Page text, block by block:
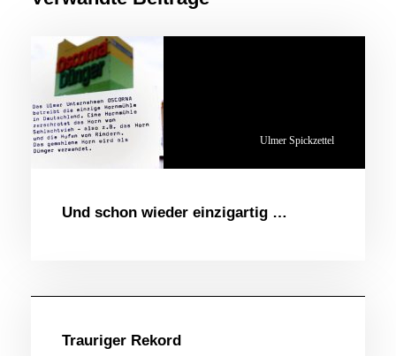
Ulmer Spickzettel
Und schon wieder einzigartig …
Trauriger Rekord